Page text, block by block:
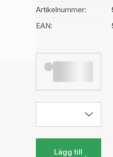
Artikelnummer:
EAN:
Lägg till